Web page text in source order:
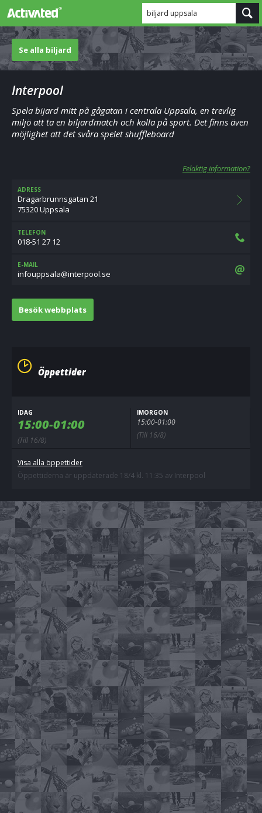
biljard uppsala
Se alla biljard
Interpool
Spela bijard mitt på gågatan i centrala Uppsala, en trevlig
miljö att ta en biljardmatch och kolla på sport. Det finns även
möjlighet att det svåra spelet shuffleboard
Felaktig information?
ADRESS
Dragarbrunnsgatan 21
75320 Uppsala
TELEFON
018-51 27 12
E-MAIL
es.loopretni@alasppuofni
Besök webbplats
Öppettider
IDAG
15:00-01:00
(Till 16/8)
IMORGON
15:00-01:00
(Till 16/8)
Visa alla öppettider
Öppettiderna är uppdaterade 18/4 kl. 11:35 av Interpool